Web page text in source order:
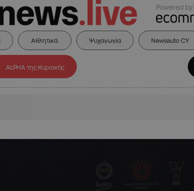
Powered by:
Αθλητικά Ψυχαγωγία Newsauto CY
ALPHA της Κυριακής